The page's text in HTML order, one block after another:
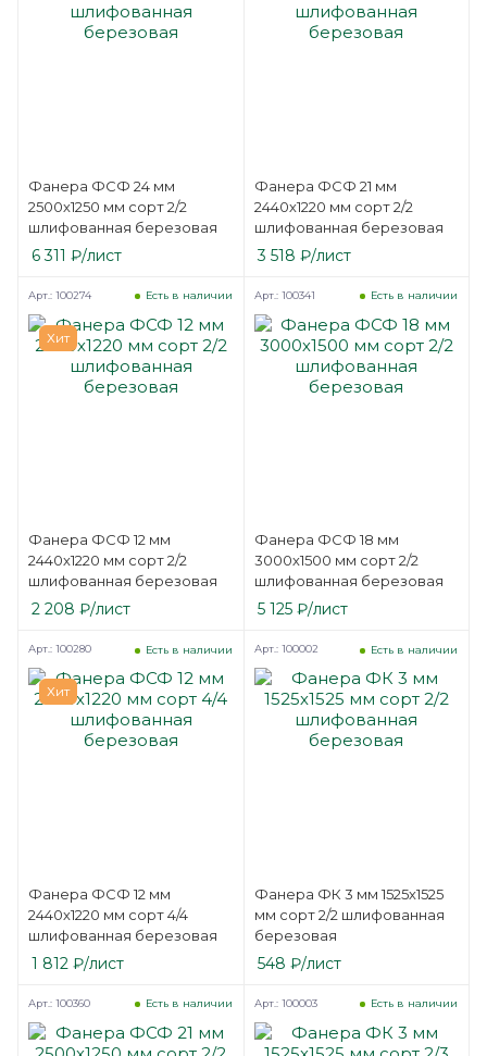
Фанера ФСФ 24 мм
2500х1250 мм сорт 2/2
шлифованная березовая
6 311 ₽/лист
Фанера ФСФ 21 мм
2440х1220 мм сорт 2/2
шлифованная березовая
3 518 ₽/лист
Хит
Фанера ФСФ 12 мм
2440х1220 мм сорт 2/2
шлифованная березовая
Есть в наличии
Арт.: 100274
2 208 ₽/лист
Фанера ФСФ 18 мм
3000х1500 мм сорт 2/2
шлифованная березовая
Есть в наличии
Арт.: 100341
5 125₽/лист
Хит
Фанера ФСФ 12 мм
2440х1220 мм сорт 4/4
шлифованная березовая
Есть в наличии
Арт.: 100280
1 812 ₽/лист
Фанера ФК 3 мм 1525х1525
мм сорт 2/2 шлифованная
березовая
Есть в наличии
Арт.: 100002
548 ₽/лист
Есть в наличии
Арт.: 100360 Есть в наличии
Арт.: 100003